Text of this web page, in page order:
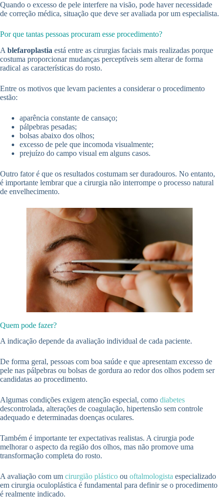
Quando o excesso de pele interfere na visão, pode haver necessidade
de correção médica, situação que deve ser avaliada por um especialista.
Por que tantas pessoas procuram esse procedimento?
A blefaroplastia está entre as cirurgias faciais mais realizadas porque
costuma proporcionar mudanças perceptíveis sem alterar de forma
radical as características do rosto.
Entre os motivos que levam pacientes a considerar o procedimento
estão:
aparência constante de cansaço;
pálpebras pesadas;
bolsas abaixo dos olhos;
excesso de pele que incomoda visualmente;
prejuízo do campo visual em alguns casos.
Outro fator é que os resultados costumam ser duradouros. No entanto,
é importante lembrar que a cirurgia não interrompe o processo natural
de envelhecimento.
Quem pode fazer?
A indicação depende da avaliação individual de cada paciente.
De forma geral, pessoas com boa saúde e que apresentam excesso de
pele nas pálpebras ou bolsas de gordura ao redor dos olhos podem ser
candidatas ao procedimento.
Algumas condições exigem atenção especial, como diabetes
descontrolada, alterações de coagulação, hipertensão sem controle
adequado e determinadas doenças oculares.
Também é importante ter expectativas realistas. A cirurgia pode
melhorar o aspecto da região dos olhos, mas não promove uma
transformação completa do rosto.
A avaliação com um cirurgião plástico ou oftalmologista especializado
em cirurgia oculoplástica é fundamental para definir se o procedimento
é realmente indicado.